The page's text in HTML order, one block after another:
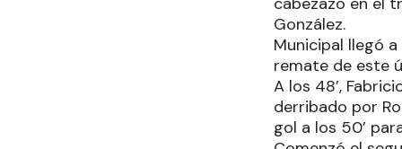
González.
Municipal llegó
remate de este
A los 48’,
derribado por
gol a los 50’